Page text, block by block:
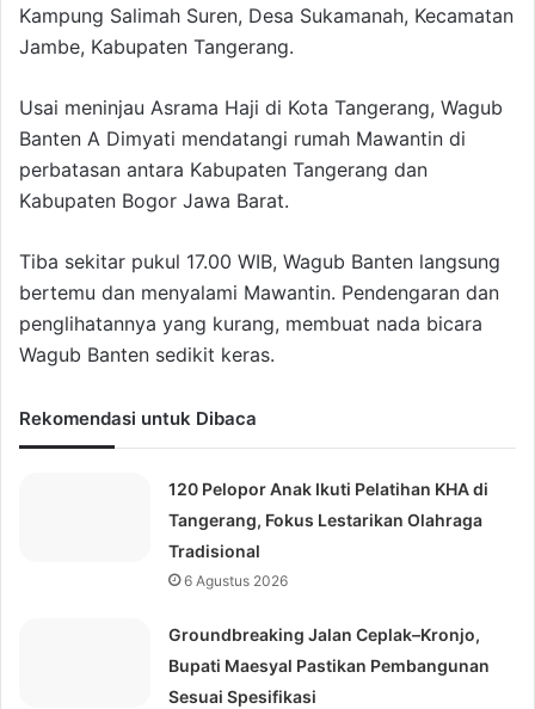
Kampung Salimah Suren, Desa Sukamanah, Kecamatan
Jambe, Kabupaten Tangerang.
Usai meninjau Asrama Haji di Kota Tangerang, Wagub
Banten A Dimyati mendatangi rumah Mawantin di
perbatasan antara Kabupaten Tangerang dan
Kabupaten Bogor Jawa Barat.
Tiba sekitar pukul 17.00 WIB, Wagub Banten langsung
bertemu dan menyalami Mawantin. Pendengaran dan
penglihatannya yang kurang, membuat nada bicara
Wagub Banten sedikit keras.
Rekomendasi untuk Dibaca
120 Pelopor Anak Ikuti Pelatihan KHA di
Tangerang, Fokus Lestarikan Olahraga
Tradisional
6 Agustus 2026
Groundbreaking Jalan Ceplak–Kronjo,
Bupati Maesyal Pastikan Pembangunan
Sesuai Spesifikasi